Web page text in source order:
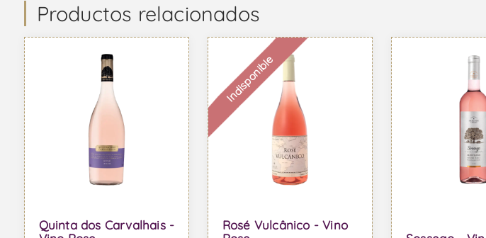
Productos relacionados
Quinta dos Carvalhais -
Indisponible
Rosé Vulcânico - Vino